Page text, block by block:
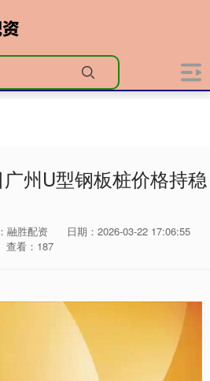
州U型钢板桩价格持稳
融胜配资
日期：2026-03-22 17:06:55
查看：187